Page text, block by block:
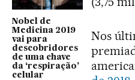
Nobel de
Medicina 2019
vai para
descobridores
de uma chave
da ‘respiração’
celular
Nos